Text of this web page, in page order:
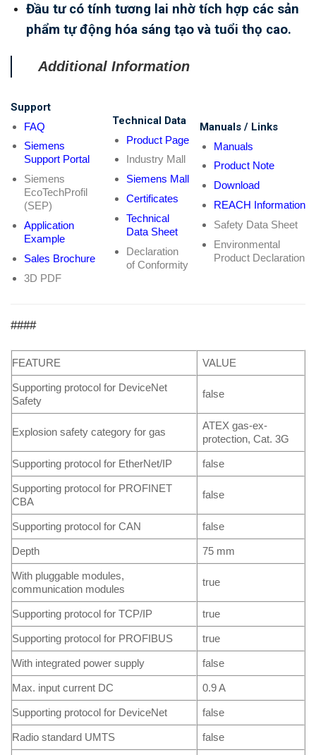
Đầu tư có tính tương lai nhờ tích hợp các sản
phẩm tự động hóa sáng tạo và tuổi thọ cao.
Additional Information
Support
FAQ
Siemens
Support Portal
Siemens
EcoTechProfil
(SEP)
Application
Example
Sales Brochure
3D PDF
Technical Data
Product Page
Industry Mall
Siemens Mall
Certificates
Technical
Data Sheet
Declaration
of Conformity
Manuals / Links
Manuals
Product Note
Download
REACH Information
Safety Data Sheet
Environmental
Product Declaration
####
FEATURE VALUE
Supporting protocol for DeviceNet
Safety
false
Explosion safety category for gas
ATEX gas-ex-
protection, Cat. 3G
Supporting protocol for EtherNet/IP false
Supporting protocol for PROFINET
CBA
false
Supporting protocol for CAN false
Depth 75 mm
With pluggable modules,
communication modules
true
Supporting protocol for TCP/IP true
Supporting protocol for PROFIBUS true
With integrated power supply false
Max. input current DC 0.9 A
Supporting protocol for DeviceNet false
Radio standard UMTS false